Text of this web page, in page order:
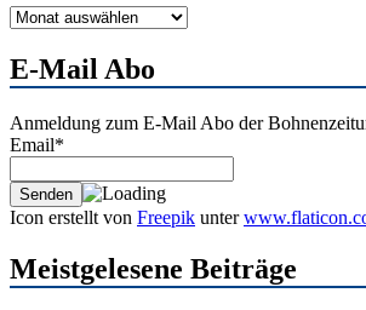
Monats-
E-Mail Abo
Anmeldung zum E-Mail Abo der
Email*
Icon erstellt von Freepik unter
Meistgelesene Beiträge